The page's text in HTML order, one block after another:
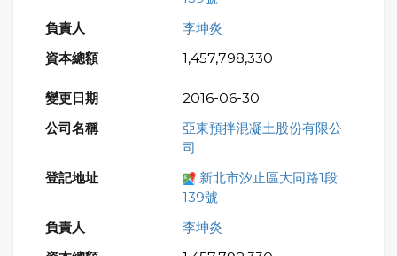
李坤炎
1,457,798,330
2016-06-30
亞東預拌混凝土股份有限公
司
新北市汐止區大同路1段
139號
李坤炎